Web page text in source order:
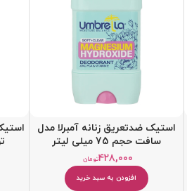
استيک ضدتعریق زنانه آمبرلا مدل
سافت حجم 75 میلی لیتر
تومان۴۲۸,۰۰۰
افزودن به سبد خرید